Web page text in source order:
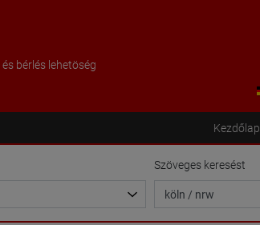
bérlés lehetöség
Kezdőlap
Szöveges keresést